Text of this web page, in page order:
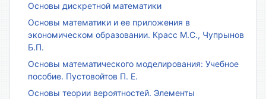
Основы дискретной математики
Основы математики и ее приложения в
экономическом образовании. Красс М.С., Чупрынов
Б.П.
Основы математического моделирования: Учебное
пособие. Пустовойтов П. Е.
Основы теории вероятностей. Элементы